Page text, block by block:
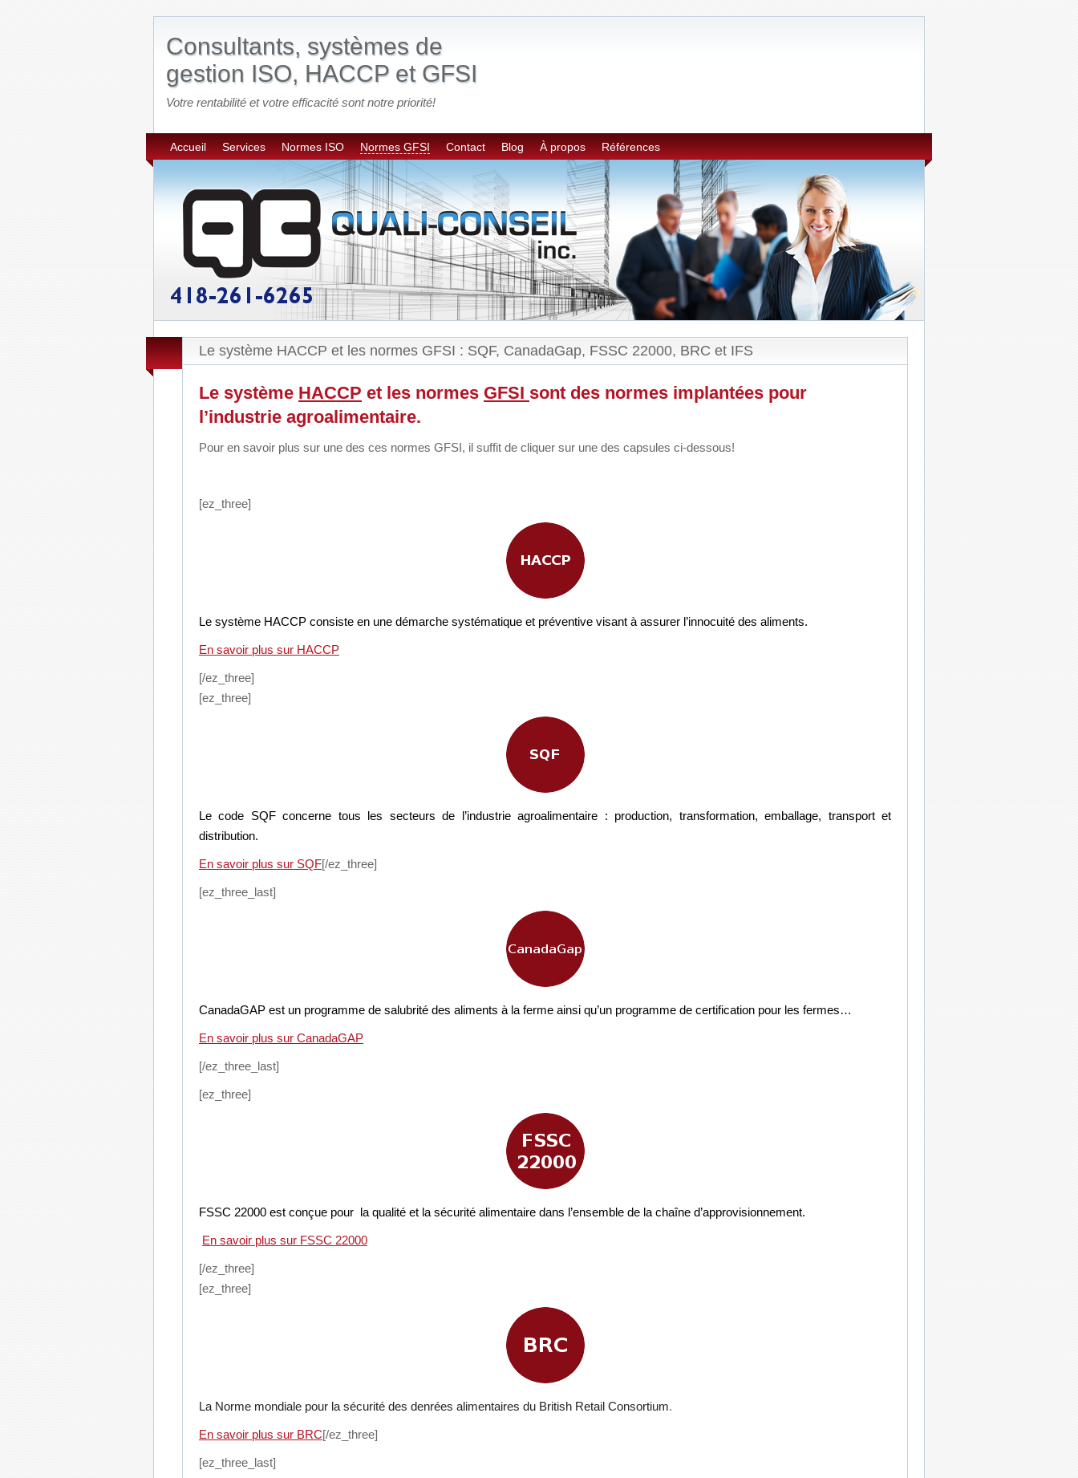
Consultants, systèmes de
gestion ISO, HACCP et GFSI
Votre rentabilité et votre efficacité sont notre priorité!
Accueil Services Normes ISO Normes GFSI Contact Blog À propos Références
Le système HACCP et les normes GFSI : SQF, CanadaGap, FSSC 22000, BRC et IFS
Le système HACCP et les normes GFSI sont des normes implantées pour
l’industrie agroalimentaire.
Pour en savoir plus sur une des ces normes GFSI, il suffit de cliquer sur une des capsules ci-dessous!
[ez_three]
Le système HACCP consiste en une démarche systématique et préventive visant à assurer l’innocuité des aliments.
En savoir plus sur HACCP
[/ez_three]
[ez_three]
Le code SQF concerne tous les secteurs de l’industrie agroalimentaire : production, transformation, emballage, transport et
distribution.
En savoir plus sur SQF[/ez_three]
[ez_three_last]
CanadaGAP est un programme de salubrité des aliments à la ferme ainsi qu’un programme de certification pour les fermes…
En savoir plus sur CanadaGAP
[/ez_three_last]
[ez_three]
FSSC 22000 est conçue pour la qualité et la sécurité alimentaire dans l’ensemble de la chaîne d’approvisionnement.
En savoir plus sur FSSC 22000
[/ez_three]
[ez_three]
La Norme mondiale pour la sécurité des denrées alimentaires du British Retail Consortium.
En savoir plus sur BRC[/ez_three]
[ez_three_last]